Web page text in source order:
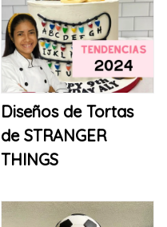
Diseños de Tortas
de STRANGER
THINGS